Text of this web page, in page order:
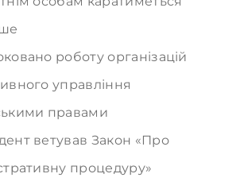
роботу організацій
управління
правами
ветував Закон «Про
процедуру»